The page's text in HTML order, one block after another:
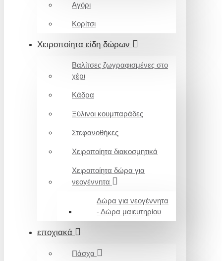
Αγόρι
Κορίτσι
Χειροποίητα είδη δώρων
Βαλίτσες ζωγραφισμένες στο
χέρι
Κάδρα
Ξύλινοι κουμπαράδες
Στεφανοθήκες
Χειροποίητα διακοσμητικά
Χειροποίητα δώρα για
νεογέννητα
Δώρα για νεογέννητα
- Δώρα μαιευτηρίου
εποχιακά
Πάσχα